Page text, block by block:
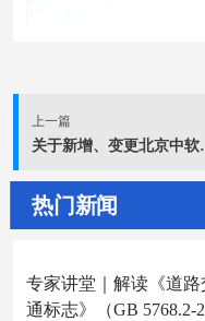
上一篇
关于新增、变更北
热门新闻
专家讲堂｜解读《道
通标志》（GB